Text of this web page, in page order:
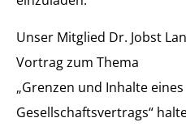
Unser Mitglied Dr. Jobst
Vortrag zum Thema
„Grenzen und Inhalte
Gesellschaftsvertrags“